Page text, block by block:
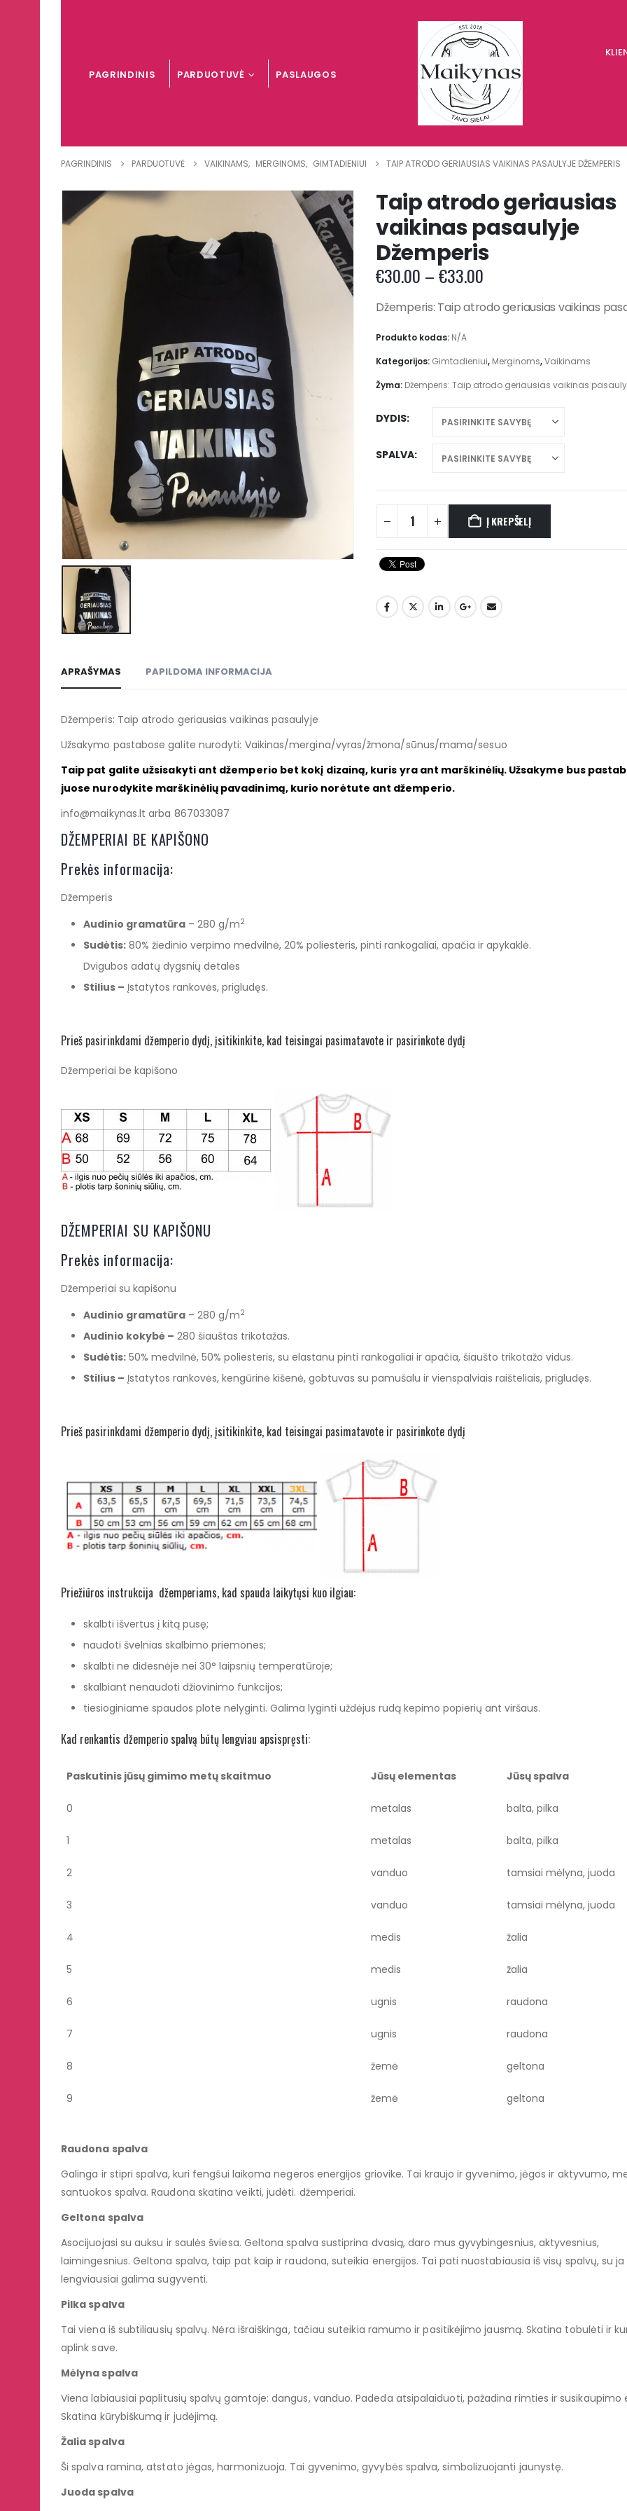
PAGRINDINIS PARDUOTUVĖ PASLAUGOS
PAGRINDINIS PARDUOTUVĖ VAIKINAMS, MERGINOMS, GIMTADIENIUI TAIP ATRODO GERIAUSIAS VAIKINAS PASAULYJE DŽEMPERIS
Taip atrodo geriausias
vaikinas pasaulyje
Džemperis
€30.00 –€33.00
€30.00
Džemperis: Taip atrodo geriausias vaikinas
Produkto kodas: N/A
Kategorijos: Gimtadieniui, Merginoms,Vaikinams
Žyma: Džemperis: Taip atrodo geriausias vaikinas
DYDIS
SPALVA
Į KREPŠELĮ
APRAŠYMAS PAPILDOMA INFORMACIJA
Džemperis: Taip atrodo geriausias vaikinas pasaulyje
Užsakymo pastabose galite nurodyti: Vaikinas/mergina/vyras/žmona/sūnus/mama/sesuo
Taip pat galite užsisakyti ant džemperio bet kokį dizainą, kuris yra ant marškinėlių. Užsakyme bus
juose nurodykite marškinėlių pavadinimą, kurio norėtute ant džemperio.
info@maikynas.lt arba 867033087
DŽEMPERIAI BE KAPIŠONO
Prekės informacija:
Džemperis
Audinio gramatūra – 280 g/m2
Sudėtis: 80% žiedinio verpimo medvilnė, 20% poliesteris, pinti rankogaliai, apačia ir apykaklė.
Dvigubos adatų dygsnių detalės
Stilius – Įstatytos rankovės, prigludęs.
Prieš pasirinkdami džemperio dydį, įsitikinkite, kad teisingai pasimatavote ir pasirinkote dydį
Džemperiai be kapišono
DŽEMPERIAI SU KAPIŠONU
Prekės informacija:
Džemperiai su kapišonu
Audinio gramatūra – 280 g/m2
Audinio kokybė – 280 šiauštas trikotažas.
Sudėtis: 50% medvilnė, 50% poliesteris, su elastanu pinti rankogaliai ir apačia, šiaušto trikotažo vidus.
Stilius – Įstatytos rankovės, kengūrinė kišenė, gobtuvas su pamušalu ir vienspalviais raišteliais, prigludęs.
Prieš pasirinkdami džemperio dydį, įsitikinkite, kad teisingai pasimatavote ir pasirinkote dydį
Priežiūros instrukcija džemperiams, kad spauda laikytųsi kuo ilgiau:
skalbti išvertus į kitą pusę;
naudoti švelnias skalbimo priemones;
skalbti ne didesnėje nei 30° laipsnių temperatūroje;
skalbiant nenaudoti džiovinimo funkcijos;
tiesioginiame spaudos plote nelyginti. Galima lyginti uždėjus rudą kepimo popierių ant viršaus.
Kad renkantis džemperio spalvą būtų lengviau apsispręsti:
Paskutinis jūsų gimimo metų skaitmuo Jūsų elementas Jūsų spalva
0 metalas balta, pilka
1 metalas balta, pilka
2 vanduo tamsiai mėlyna, juoda
3 vanduo tamsiai mėlyna, juoda
4 medis žalia
5 medis žalia
6 ugnis raudona
7 ugnis raudona
8 žemė geltona
9 žemė geltona
Raudona spalva
Galinga ir stipri spalva, kuri fengšui laikoma negeros energijos griovike. Tai kraujo ir gyvenimo, jėgos ir aktyvumo,
santuokos spalva. Raudona skatina veikti, judėti. džemperiai.
Geltona spalva
Asocijuojasi su auksu ir saulės šviesa. Geltona spalva sustiprina dvasią, daro mus gyvybingesnius, aktyvesnius,
laimingesnius. Geltona spalva, taip pat kaip ir raudona, suteikia energijos. Tai pati nuostabiausia iš visų spalvų, su ja
lengviausiai galima sugyventi.
Pilka spalva
Tai viena iš subtiliausių spalvų. Nėra išraiškinga, tačiau suteikia ramumo ir pasitikėjimo jausmą. Skatina tobulėti ir
aplink save.
Mėlyna spalva
Viena labiausiai paplitusių spalvų gamtoje: dangus, vanduo. Padeda atsipalaiduoti, pažadina rimties ir susikaupimo
Skatina kūrybiškumą ir judėjimą.
Žalia spalva
Ši spalva ramina, atstato jėgas, harmonizuoja. Tai gyvenimo, gyvybės spalva, simbolizuojanti jaunystę.
Juoda spalva